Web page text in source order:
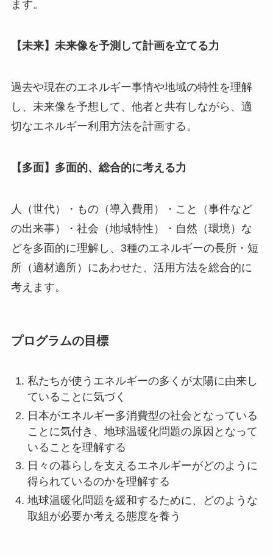
ます。
【未来】未来像を予測して計画を立てる力
過去や現在のエネルギー事情や地域の特性を理解
し、未来像を予想して、他者と共有しながら、適
切なエネルギー利用方法を計画する。
【多面】多面的、総合的に考える力
人（世代）・もの（導入費用）・こと（事件など
の出来事）・社会（地域特性）・自然（環境）な
どを多面的に理解し、3種のエネルギーの長所・短
所（適材適所）にあわせた、活用方法を総合的に
考えます。
プログラムの目標
私たちが使うエネルギーの多くが太陽に由来し
ていることに気づく
日本がエネルギー多消費型の社会となっている
ことに気付き、地球温暖化問題の原因となって
いることを理解する
日々の暮らしを支えるエネルギーがどのように
得られているのかを理解する
地球温暖化問題を緩和するために、どのような
取組が必要か考える態度を養う